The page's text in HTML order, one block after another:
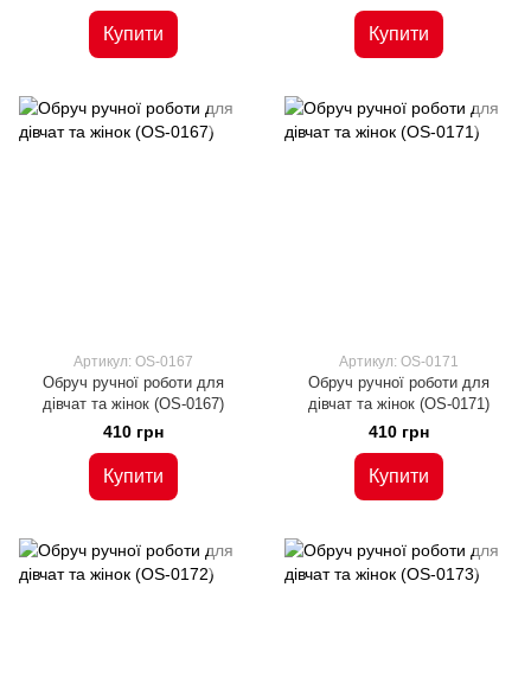
Купити Купити
Артикул: OS-0167
Обруч ручної роботи для
дівчат та жінок (OS-0167)
410 грн
Купити
Артикул: OS-0171
Обруч ручної роботи для
дівчат та жінок (OS-0171)
410 грн
Купити